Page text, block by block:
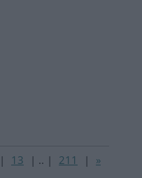
| 13 | .. | 211 | »